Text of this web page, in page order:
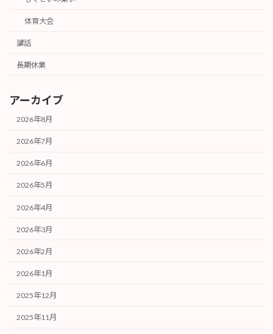
体育大会
講話
長期休業
アーカイブ
2026年8月
2026年7月
2026年6月
2026年5月
2026年4月
2026年3月
2026年2月
2026年1月
2025年12月
2025年11月